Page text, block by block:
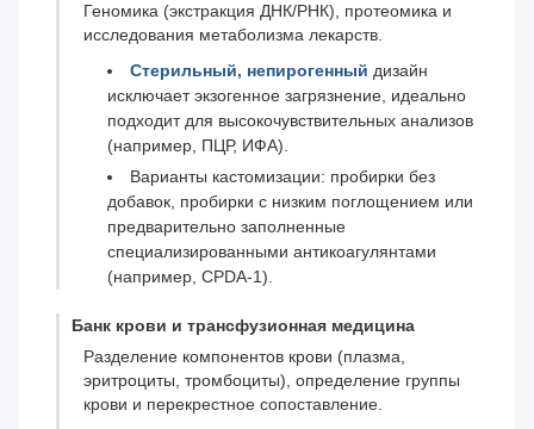
Геномика (экстракция ДНК/РНК), протеомика и
исследования метаболизма лекарств.
Стерильный, непирогенный дизайн
исключает экзогенное загрязнение, идеально
подходит для высокочувствительных анализов
(например, ПЦР, ИФА).
Варианты кастомизации: пробирки без
добавок, пробирки с низким поглощением или
предварительно заполненные
специализированными антикоагулянтами
(например, CPDA-1).
Банк крови и трансфузионная медицина
Разделение компонентов крови (плазма,
эритроциты, тромбоциты), определение группы
крови и перекрестное сопоставление.